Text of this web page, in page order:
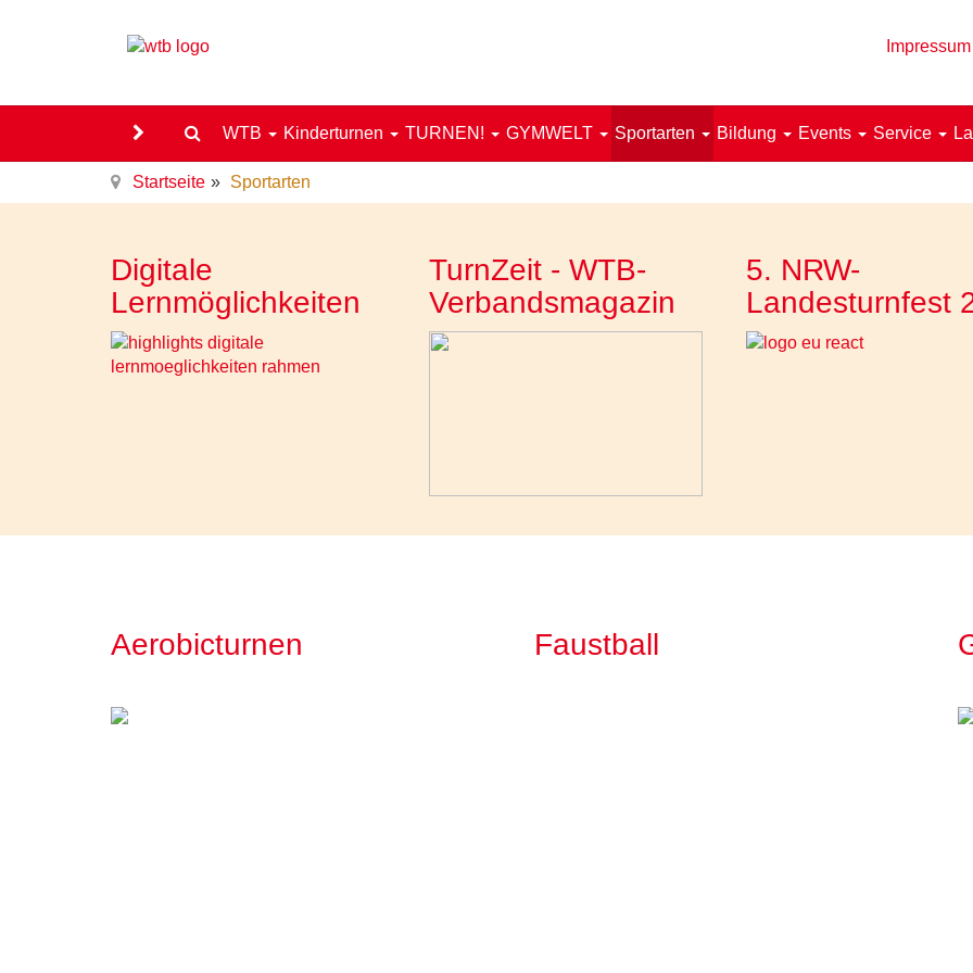
Impressum
WTB Kinderturnen TURNEN! GYMWELT Sportarten Bildung Events Service
Startseite Sportarten
Digitale
Lernmöglichkeiten
TurnZeit - WTB-
Verbandsmagazin
5. NRW-
Landesturnfest
Aerobicturnen Faustball